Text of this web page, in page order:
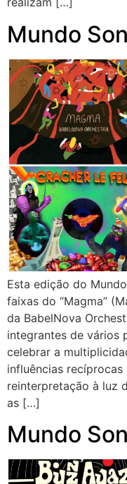
Mundo
Esta edição do
faixas do “Magma”
da BabelNova
integrantes de vários
celebrar a
influências
reinterpretação à luz
as […]
Mundo